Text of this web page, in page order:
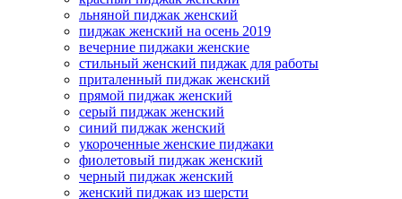
льняной пиджак женский
пиджак женский на осень 2019
вечерние пиджаки женские
стильный женский пиджак для работы
приталенный пиджак женский
прямой пиджак женский
серый пиджак женский
синий пиджак женский
укороченные женские пиджаки
фиолетовый пиджак женский
черный пиджак женский
женский пиджак из шерсти